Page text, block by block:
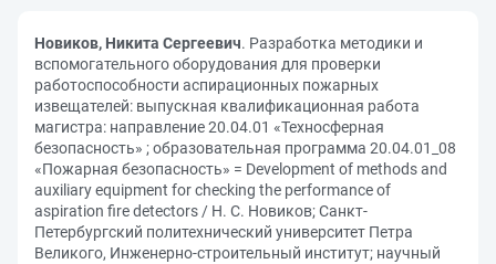
Новиков, Никита Сергеевич. Разработка методики и
вспомогательного оборудования для проверки
работоспособности аспирационных пожарных
извещателей: выпускная квалификационная работа
магистра: направление 20.04.01 «Техносферная
безопасность» ; образовательная программа 20.04.01_08
«Пожарная безопасность» = Development of methods and
auxiliary equipment for checking the performance of
aspiration fire detectors / Н. С. Новиков; Санкт-
Петербургский политехнический университет Петра
Великого, Инженерно-строительный институт; научный